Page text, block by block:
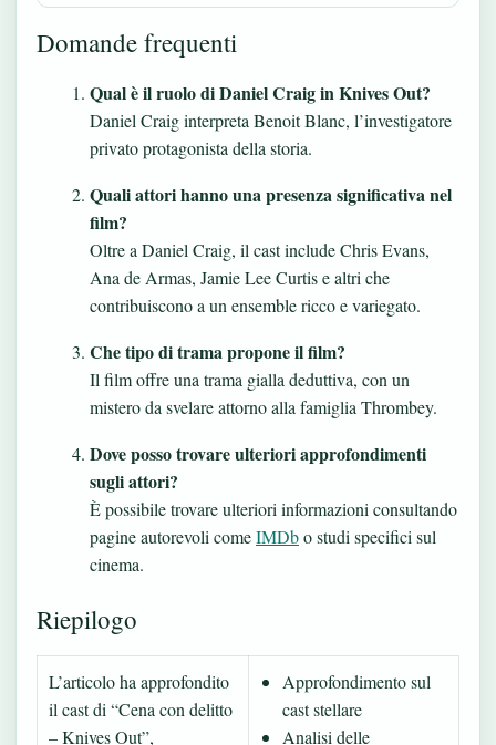
Domande frequenti
Qual è il ruolo di Daniel Craig in Knives Out?
Daniel Craig interpreta Benoit Blanc, l’investigatore
privato protagonista della storia.
Quali attori hanno una presenza significativa nel
film?
Oltre a Daniel Craig, il cast include Chris Evans,
Ana de Armas, Jamie Lee Curtis e altri che
contribuiscono a un ensemble ricco e variegato.
Che tipo di trama propone il film?
Il film offre una trama gialla deduttiva, con un
mistero da svelare attorno alla famiglia Thrombey.
Dove posso trovare ulteriori approfondimenti
sugli attori?
È possibile trovare ulteriori informazioni consultando
pagine autorevoli comeIMDbo studi specifici sul
cinema.
Riepilogo
L’articolo ha approfondito
il cast di “Cena con delitto
– Knives Out”,
Approfondimento sul
cast stellare
Analisi delle